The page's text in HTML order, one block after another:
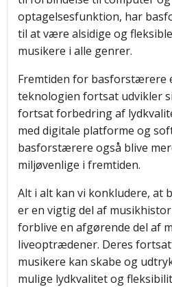
optagelsesfunktion, har
til at være alsidige og
musikere i alle genrer.
Fremtiden for basforstærere
teknologien fortsat udvikler
fortsat forbedring af
med digitale platforme og
basforstærere også blive
miljøvenlige i fremtiden.
Alt i alt kan vi konkludere, at
er en vigtig del af
forblive en afgørende del af
liveoptrædener. Deres
musikere kan skabe og
mulige lydkvalitet og